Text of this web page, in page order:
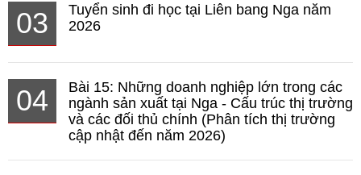
03
Tuyển sinh đi học tại Liên bang Nga năm
2026
04
Bài 15: Những doanh nghiệp lớn trong các
ngành sản xuất tại Nga - Cấu trúc thị trường
và các đối thủ chính (Phân tích thị trường
cập nhật đến năm 2026)